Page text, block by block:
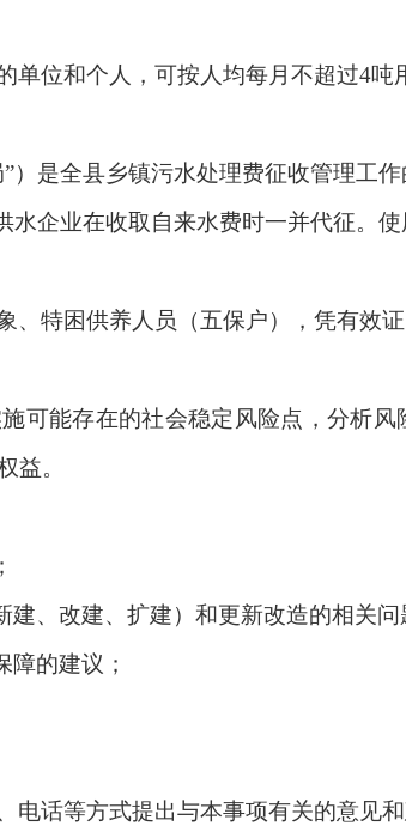
单位和个人，可按人均每月不超过4吨
）是全县乡镇污水处理费征收管理工作
水企业在收取自来水费时一并代征。
、特困供养人员（五保户），凭有效
可能存在的社会稳定风险点，分析
益。
、改建、扩建）和更新改造的相关
的建议；
话等方式提出与本事项有关的意见和